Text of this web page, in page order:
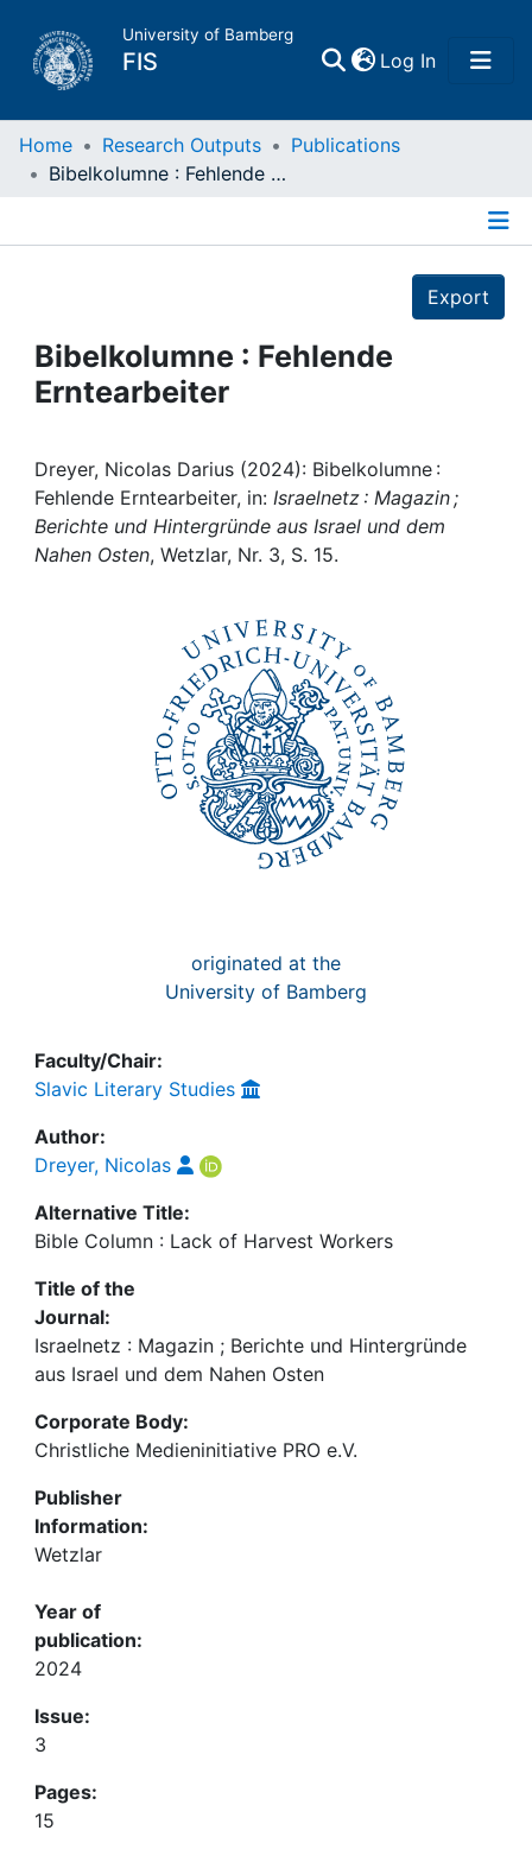
University of Bamberg
FIS Log In(current)
Home
Projects
People
Institutions
Awards
Home Research Outputs
Publications
Bibelkolumne : Fehlende Erntearbeiter
Export
Bibelkolumne : Fehlende
Erntearbeiter
Dreyer, Nicolas Darius (2024): Bibelkolumne :
Fehlende Erntearbeiter, in: Israelnetz : Magazin ;
Berichte und Hintergründe aus Israel und dem
Nahen Osten, Wetzlar, Nr. 3, S. 15.
originated at the
University of Bamberg
Faculty/Chair:
Slavic Literary Studies
Author:
Dreyer, Nicolas
Alternative Title:
Bible Column : Lack of Harvest Workers
Title of the
Journal:
Israelnetz : Magazin ; Berichte und Hintergründe
aus Israel und dem Nahen Osten
Corporate Body:
Christliche Medieninitiative PRO e.V.
Publisher
Information:
Wetzlar
Year of
publication:
2024
Issue:
3
Pages:
15